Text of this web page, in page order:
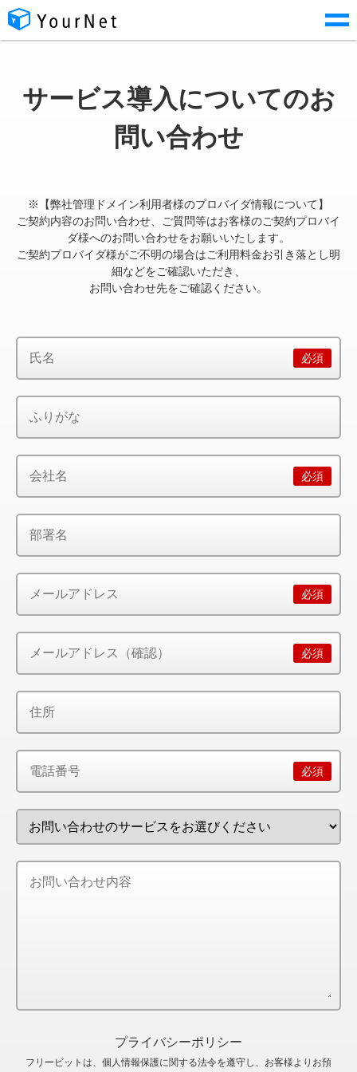
サービス導入についてのお
問い合わせ
※【弊社管理ドメイン利用者様のプロバイダ情報について】
ご契約内容のお問い合わせ、ご質問等はお客様のご契約プロバイ
ダ様へのお問い合わせをお願いいたします。
ご契約プロバイダ様がご不明の場合はご利用料金お引き落とし明
細などをご確認いただき、
お問い合わせ先をご確認ください。
プライバシーポリシー
フリービットは、個人情報保護に関する法令を遵守し、お客様よりお預